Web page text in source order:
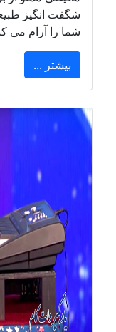
شگفت انگیز
شما را آرام می
بیشتر ...